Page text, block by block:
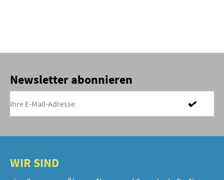
Newsletter abonnieren
WIR SIND